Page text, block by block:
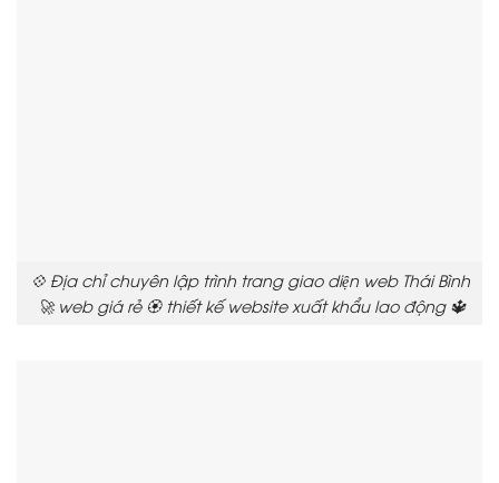
💠 Địa chỉ chuyên lập trình trang giao diện web Thái Bình
🚀 web giá rẻ 🏵️ thiết kế website xuất khẩu lao động 🔱